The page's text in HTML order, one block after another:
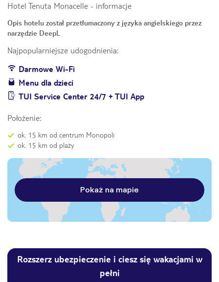
Hotel Tenuta Monacelle - informacje
Opis hotelu został przetłumaczony z języka angielskiego przez
narzędzie DeepL
Najpopularniejsze udogodnienia:
Darmowe Wi-Fi
Menu dla dzieci
TUI Service Center 24/7 + TUI App
Położenie:
ok. 15 km od centrum Monopoli
ok. 15 km od plaży
Pokaż na mapie
Rozszerz ubezpieczenie i ciesz się wakacjami w
pełni